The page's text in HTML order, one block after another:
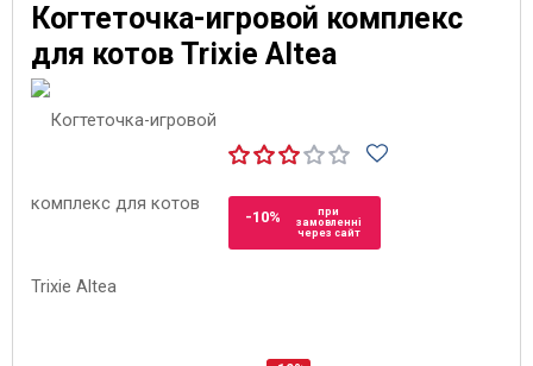
Когтеточка-игровой комплекс
для котов Trixie Altea
-10%
при
замовленні
через сайт